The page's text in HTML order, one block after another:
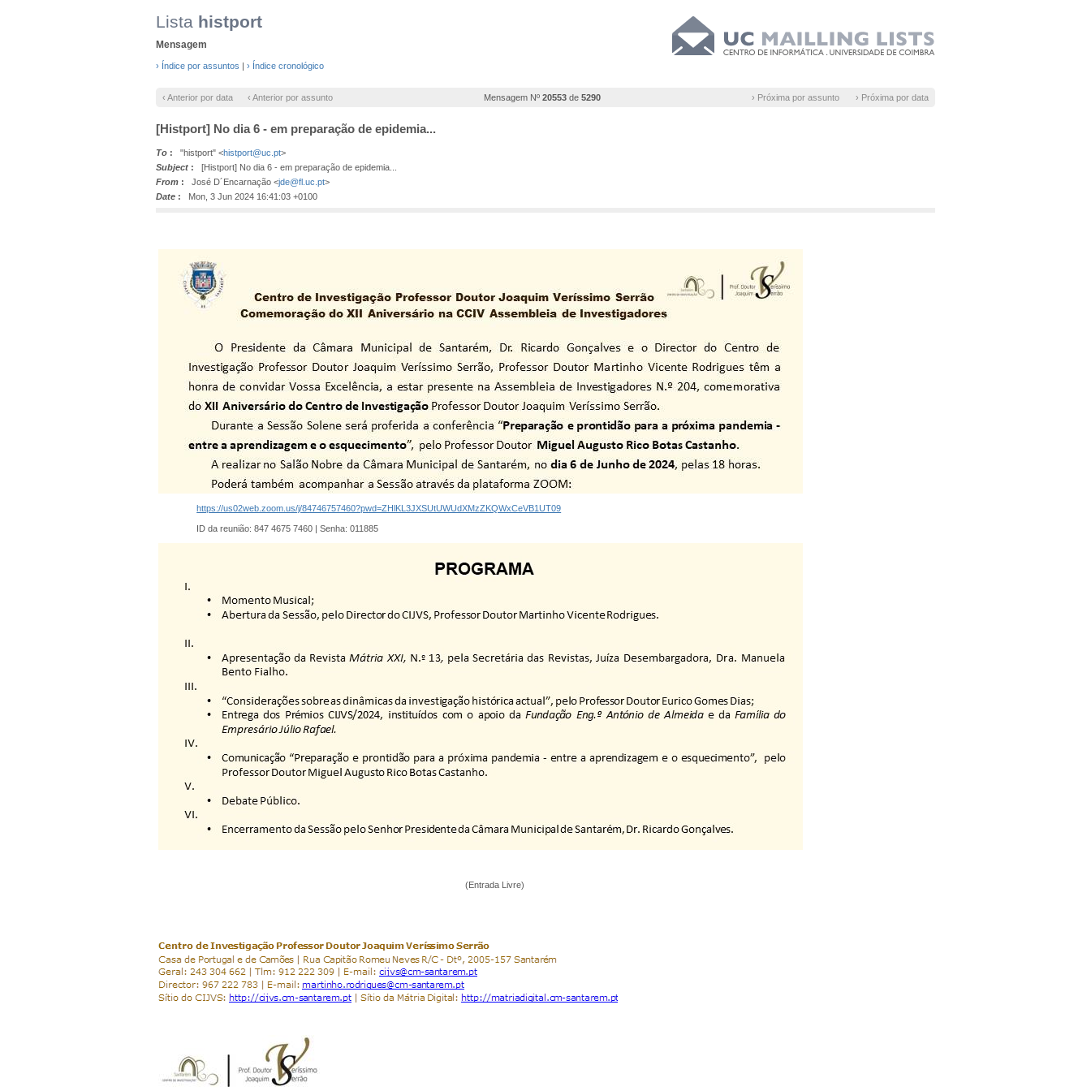
Lista histport
Mensagem
› Índice por assuntos | › Índice cronológico
‹ Anterior por data ‹ Anterior por assunto Mensagem Nº 20553 de 5290 › Próxima por assunto › Próxima por data
[Histport] No dia 6 - em preparação de epidemia...
To : "histport" <histport@uc.pt>
Subject : [Histport] No dia 6 - em preparação de epidemia...
From : José D´Encarnação <jde@fl.uc.pt>
Date : Mon, 3 Jun 2024 16:41:03 +0100
https://us02web.zoom.us/j/84746757460?pwd=ZHlKL3JXSUtUWUdXMzZKQWxCeVB1UT09
ID da reunião: 847 4675 7460 | Senha: 011885
(Entrada Livre)